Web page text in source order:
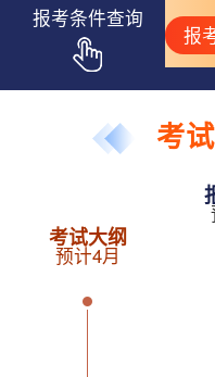
报考条件查询
报
考
考试大纲
预计4月